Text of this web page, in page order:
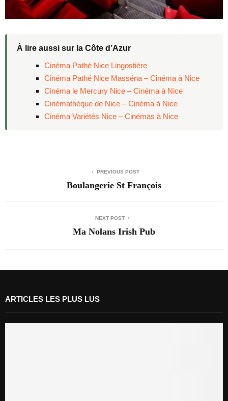
À lire aussi sur la Côte d’Azur
Cinéma Pathé Nice Lingostière
Cinéma Pathé Nice Masséna – Cinéma à Nice
Cinéma le Mercury Nice – Cinéma à Nice
Cinémathèque de Nice – Cinéma à Nice
Cinéma Variétés Nice – Cinémas à Nice
PREVIOUS POST
Boulangerie St François
NEXT POST
Ma Nolans Irish Pub
ARTICLES LES PLUS LUS